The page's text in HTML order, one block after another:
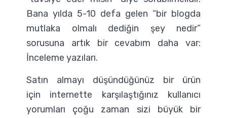
Bana yılda 5-10 defa gelen “bir blogda
mutlaka olmalı dediğin şey nedir”
sorusuna artık bir cevabım daha var:
İnceleme yazıları.
Satın almayı düşündüğünüz bir ürün
için internette karşılaştığınız kullanıcı
yorumları çoğu zaman sizi büyük bir